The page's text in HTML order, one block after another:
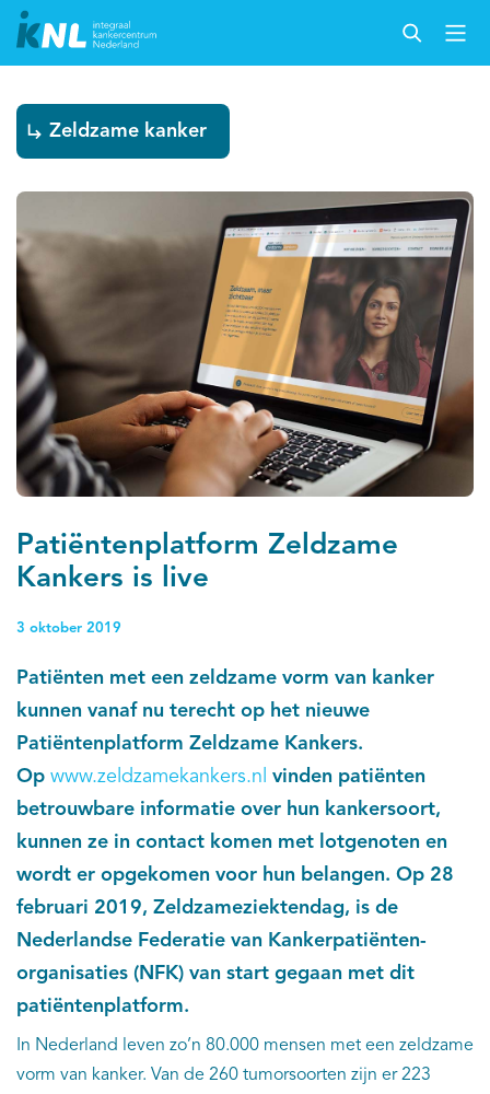
Patiëntenplatform Zeldzame
Kankers is live
3 oktober 2019
Patiënten met een zeldzame vorm van kanker
kunnen vanaf nu terecht op het nieuwe
Patiëntenplatform Zeldzame Kankers.
Op www.zeldzamekankers.nl vinden patiënten
betrouwbare informatie over hun kankersoort,
kunnen ze in contact komen met lotgenoten en
wordt er opgekomen voor hun belangen. Op 28
februari 2019, Zeldzameziektendag, is de
Nederlandse Federatie van Kankerpatiënten-
organisaties (NFK) van start gegaan met dit
patiëntenplatform.
In Nederland leven zo’n 80.000 mensen met een zeldzame
vorm van kanker. Van de 260 tumorsoorten zijn er 223
Zeldzame kanker